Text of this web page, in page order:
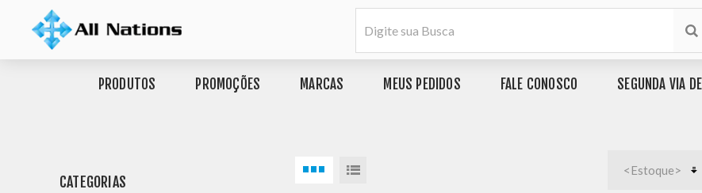
PRODUTOS PROMOÇÕES MARCAS MEUS PEDIDOS FALE CONOSCO SEGUNDA VIA
CATEGORIAS